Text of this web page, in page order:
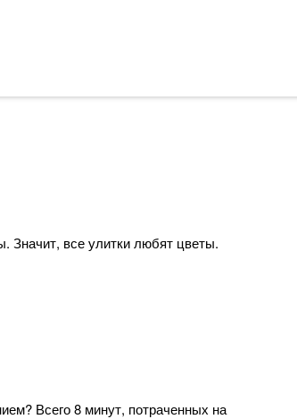
Значит, все улитки любят цветы.
Всего 8 минут, потраченных на